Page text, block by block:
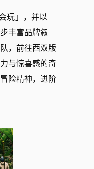
玩」，并以
丰富品牌叙
，前往西双版
与惊喜感的奇
险精神，进阶